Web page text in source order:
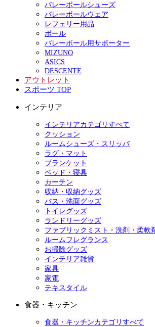
バレーボールシューズ
バレーボールウェア
レフェリー用品
ボール
バレーボール用サポーター
MIZUNO
ASICS
DESCENTE
アウトレット
スポーツ TOP
インテリア
インテリアカテゴリすべて
クッション
ルームシューズ・スリッパ
ラグ・マット
ブランケット
ベッド・寝具
カーテン
収納・収納グッズ
バス・洗面グッズ
トイレグッズ
ランドリーグッズ
ファブリックミスト・洗剤・柔軟
ルームフレグランス
お掃除グッズ
インテリア雑貨
家具
家電
テキスタイル
食器・キッチン
食器・キッチンカテゴリすべて